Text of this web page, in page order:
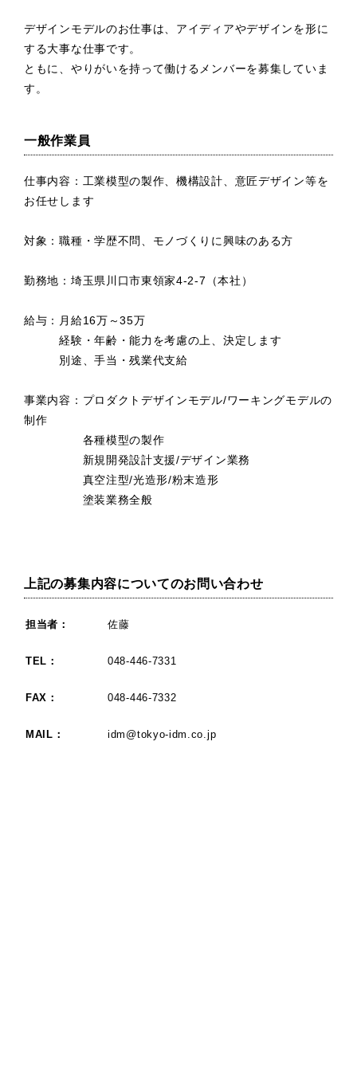
デザインモデルのお仕事は、アイディアやデザインを形に
する大事な仕事です。
ともに、やりがいを持って働けるメンバーを募集していま
す。
一般作業員
仕事内容：工業模型の製作、機構設計、意匠デザイン等を
お任せします
対象：職種・学歴不問、モノづくりに興味のある方
勤務地：埼玉県川口市東領家4-2-7（本社）
給与：月給16万～35万
経験・年齢・能力を考慮の上、決定します
別途、手当・残業代支給
事業内容：プロダクトデザインモデル/ワーキングモデルの
制作
各種模型の製作
新規開発設計支援/デザイン業務
真空注型/光造形/粉末造形
塗装業務全般
上記の募集内容についてのお問い合わせ
担当者： 佐藤
TEL： 048-446-7331
FAX： 048-446-7332
MAIL： idm@tokyo-idm.co.jp